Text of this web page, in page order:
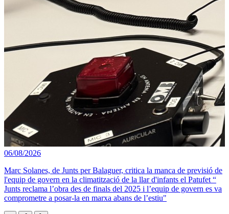
06/08/2026
Marc Solanes, de Junts per Balaguer, critica la manca de previsió de
l'equip de govern en la climatització de la llar d'infants el Patufet “
Junts reclama l’obra des de finals del 2025 i l’equip de govern es va
comprometre a posar-la en marxa abans de l’estiu"